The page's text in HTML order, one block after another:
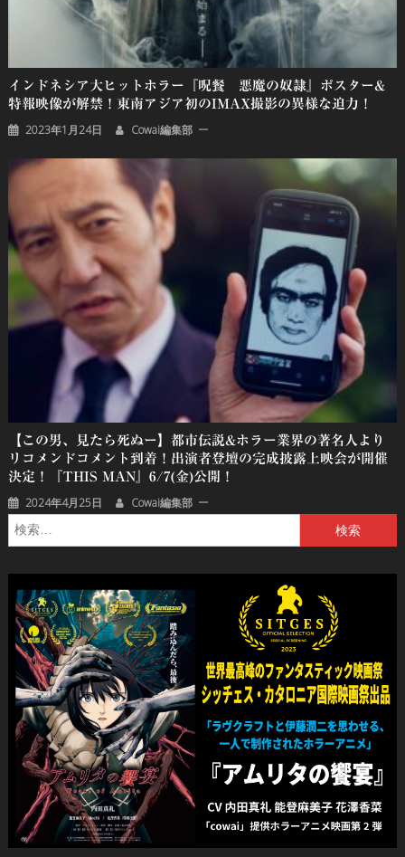
インドネシア大ヒットホラー『呪餐 悪魔の奴隷』ポスター&
特報映像が解禁！東南アジア初のIMAX撮影の異様な迫力！
2023年1月24日 Cowai編集部
【この男、見たら死ぬー】都市伝説&ホラー業界の著名人より
リコメンドコメント到着！出演者登壇の完成披露上映会が開催
決定！『THIS MAN』6/7(金)公開！
2024年4月25日 Cowai編集部
索: